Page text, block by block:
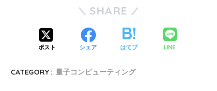
SHARE
ポスト シェア はてブ LINE
CATEGORY : 量子コンピューティング